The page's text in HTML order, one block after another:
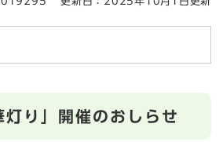
灯り」開催のおしらせ